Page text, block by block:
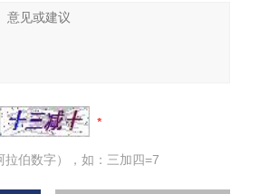
伯数字），如：三加四=7